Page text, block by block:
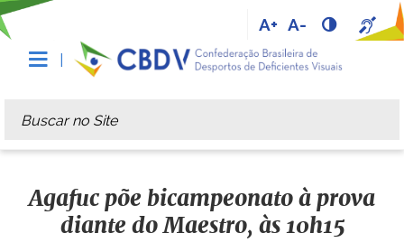
A+ A-
Busca
Busca Avançada…
Agafuc põe bicampeonato à prova
diante do Maestro, às 10h15